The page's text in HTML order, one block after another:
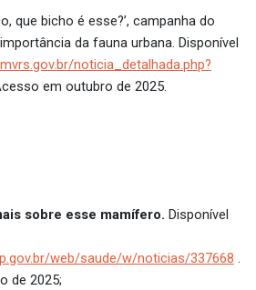
que bicho é esse?’, campanha do
da fauna urbana. Disponível
noticia_detalhada.php?
em outubro de 2025.
sobre esse mamífero. Disponível
web/saude/w/noticias/337668 .
de 2025;